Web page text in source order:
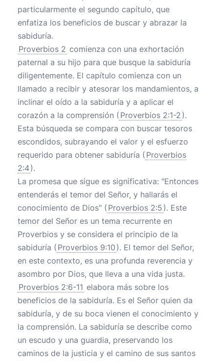
particularmente el segundo capítulo, que
enfatiza los beneficios de buscar y abrazar la
sabiduría.
Proverbios 2 comienza con una exhortación
paternal a su hijo para que busque la sabiduría
diligentemente. El capítulo comienza con un
llamado a recibir y atesorar los mandamientos, a
inclinar el oído a la sabiduría y a aplicar el
corazón a la comprensión ( Proverbios 2:1-2 ).
Esta búsqueda se compara con buscar tesoros
escondidos, subrayando el valor y el esfuerzo
requerido para obtener sabiduría ( Proverbios
2:4).
La promesa que sigue es significativa: "Entonces
entenderás el temor del Señor, y hallarás el
conocimiento de Dios" ( Proverbios 2:5 ). Este
temor del Señor es un tema recurrente en
Proverbios y se considera el principio de la
sabiduría ( Proverbios 9:10 ). El temor del Señor,
en este contexto, es una profunda reverencia y
asombro por Dios, que lleva a una vida justa.
Proverbios 2:6-11 elabora más sobre los
beneficios de la sabiduría. Es el Señor quien da
sabiduría, y de su boca vienen el conocimiento y
la comprensión. La sabiduría se describe como
un escudo y una guardia, preservando los
caminos de la justicia y el camino de sus santos